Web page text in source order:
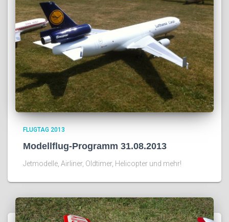
FLUGTAG 2013
Modellflug-Programm 31.08.2013
Jetmodelle, Airliner, Oldtimer, Helicopter und mehr!